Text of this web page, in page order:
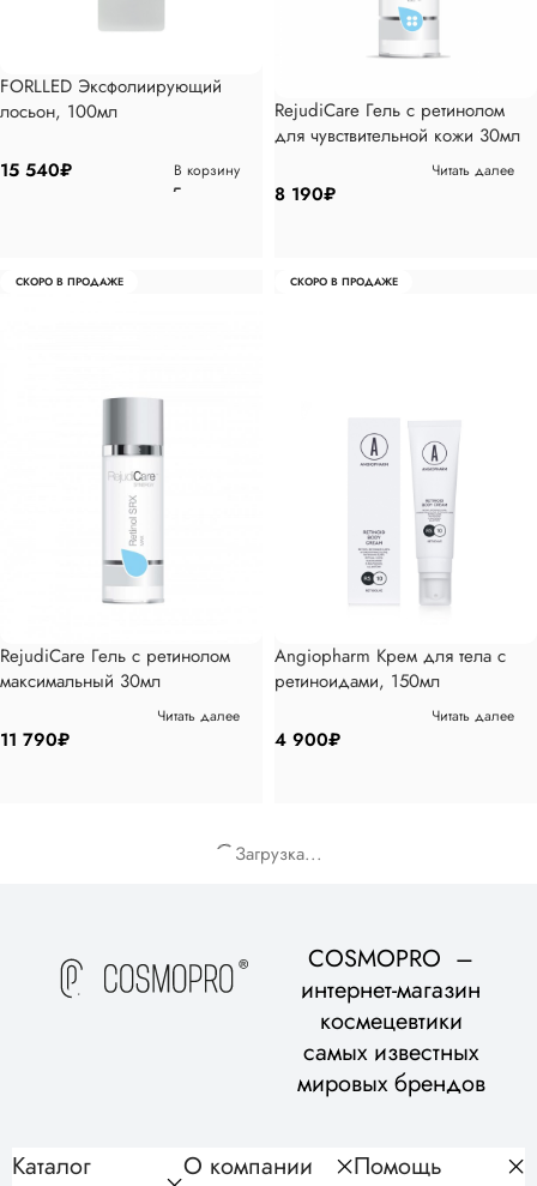
FORLLED Эксфолиирующий
лосьон, 100мл
15 540₽ В корзину
RejudiCare Гель с ретинолом
для чувствительной кожи 30мл
8 190₽
Читать далее
СКОРО В ПРОДАЖЕ
RejudiCare Гель с ретинолом
максимальный 30мл
11 790₽
Читать далее
СКОРО В ПРОДАЖЕ
Angiopharm Крем для тела с
ретиноидами, 150мл
4 900₽
Читать далее
Загрузка...
COSMOPRO –
интернет-магазин
космецевтики
самых известных
мировых брендов
Каталог
О компании Помощь